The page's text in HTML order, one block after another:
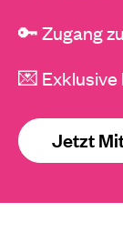
🔑 Zugang
💌
Jetzt